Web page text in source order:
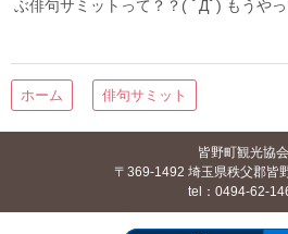
ぶ俳句サミットって？？( ﾟДﾟ) もうや
ホーム 俳句サミット
皆野町観光協会
〒369-1492 埼玉県秩父郡皆
tel：0494-62-